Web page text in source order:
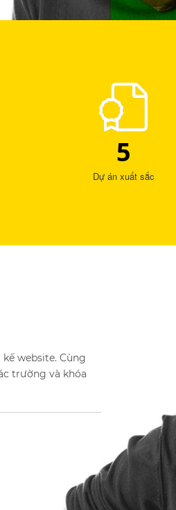
5
Dự án xuất sắc
website. Cùng
trường và khóa